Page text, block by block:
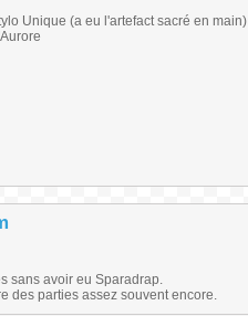
Unique (a eu l'artefact sacré en
sans avoir eu Sparadrap.
des parties assez souvent encore.